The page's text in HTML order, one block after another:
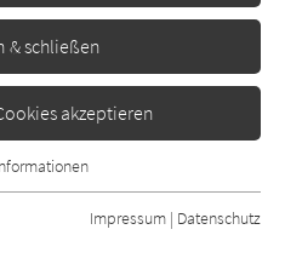
& schließen
akzeptieren
Funktionen der
dass die Webseite
Impressum | Datenschutz